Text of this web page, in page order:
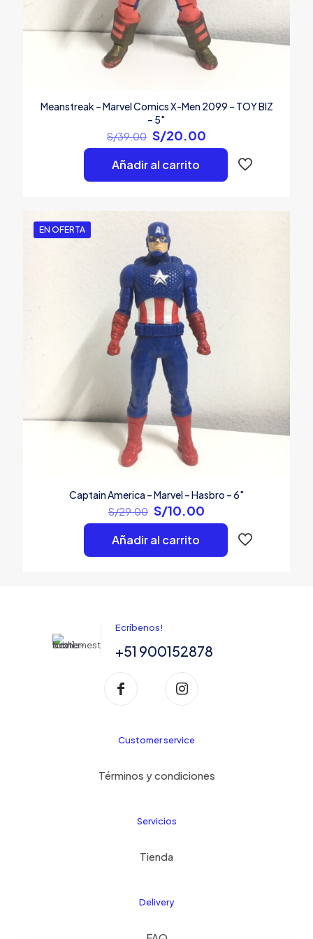
Meanstreak – Marvel Comics X-Men 2099 – TOY BIZ
– 5″
S/39.00 El
precio
original
era:
S/39.00.
S/20.00
precio
actual
S/20.00.
Añadir al carrito
EN OFERTA
Captain America – Marvel – Hasbro – 6″
S/29.00 El
precio
original
era:
S/29.00.
S/10.00
precio
actual
S/10.00.
Añadir al carrito
Ecríbenos!
+51 900152878
Customer service
Términos y condiciones
Servicios
Tienda
Delivery